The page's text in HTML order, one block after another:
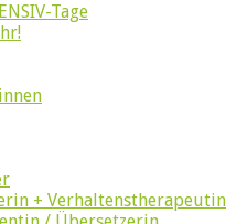
Tage
+ Verhaltenstherapeutin